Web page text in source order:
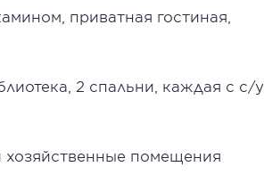
приватная гостиная,
2 спальни, каждая с с/у
хозяйственные помещения